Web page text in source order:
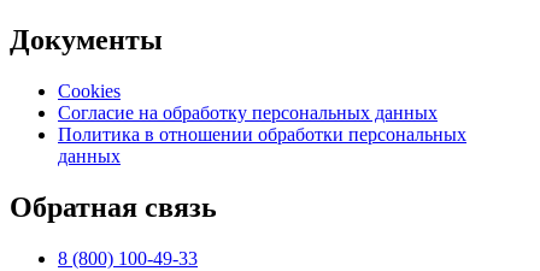
Документы
Cookies
Согласие на обработку персональных данных
Политика в отношении обработки персональных
данных
Обратная связь
8 (800) 100-49-33